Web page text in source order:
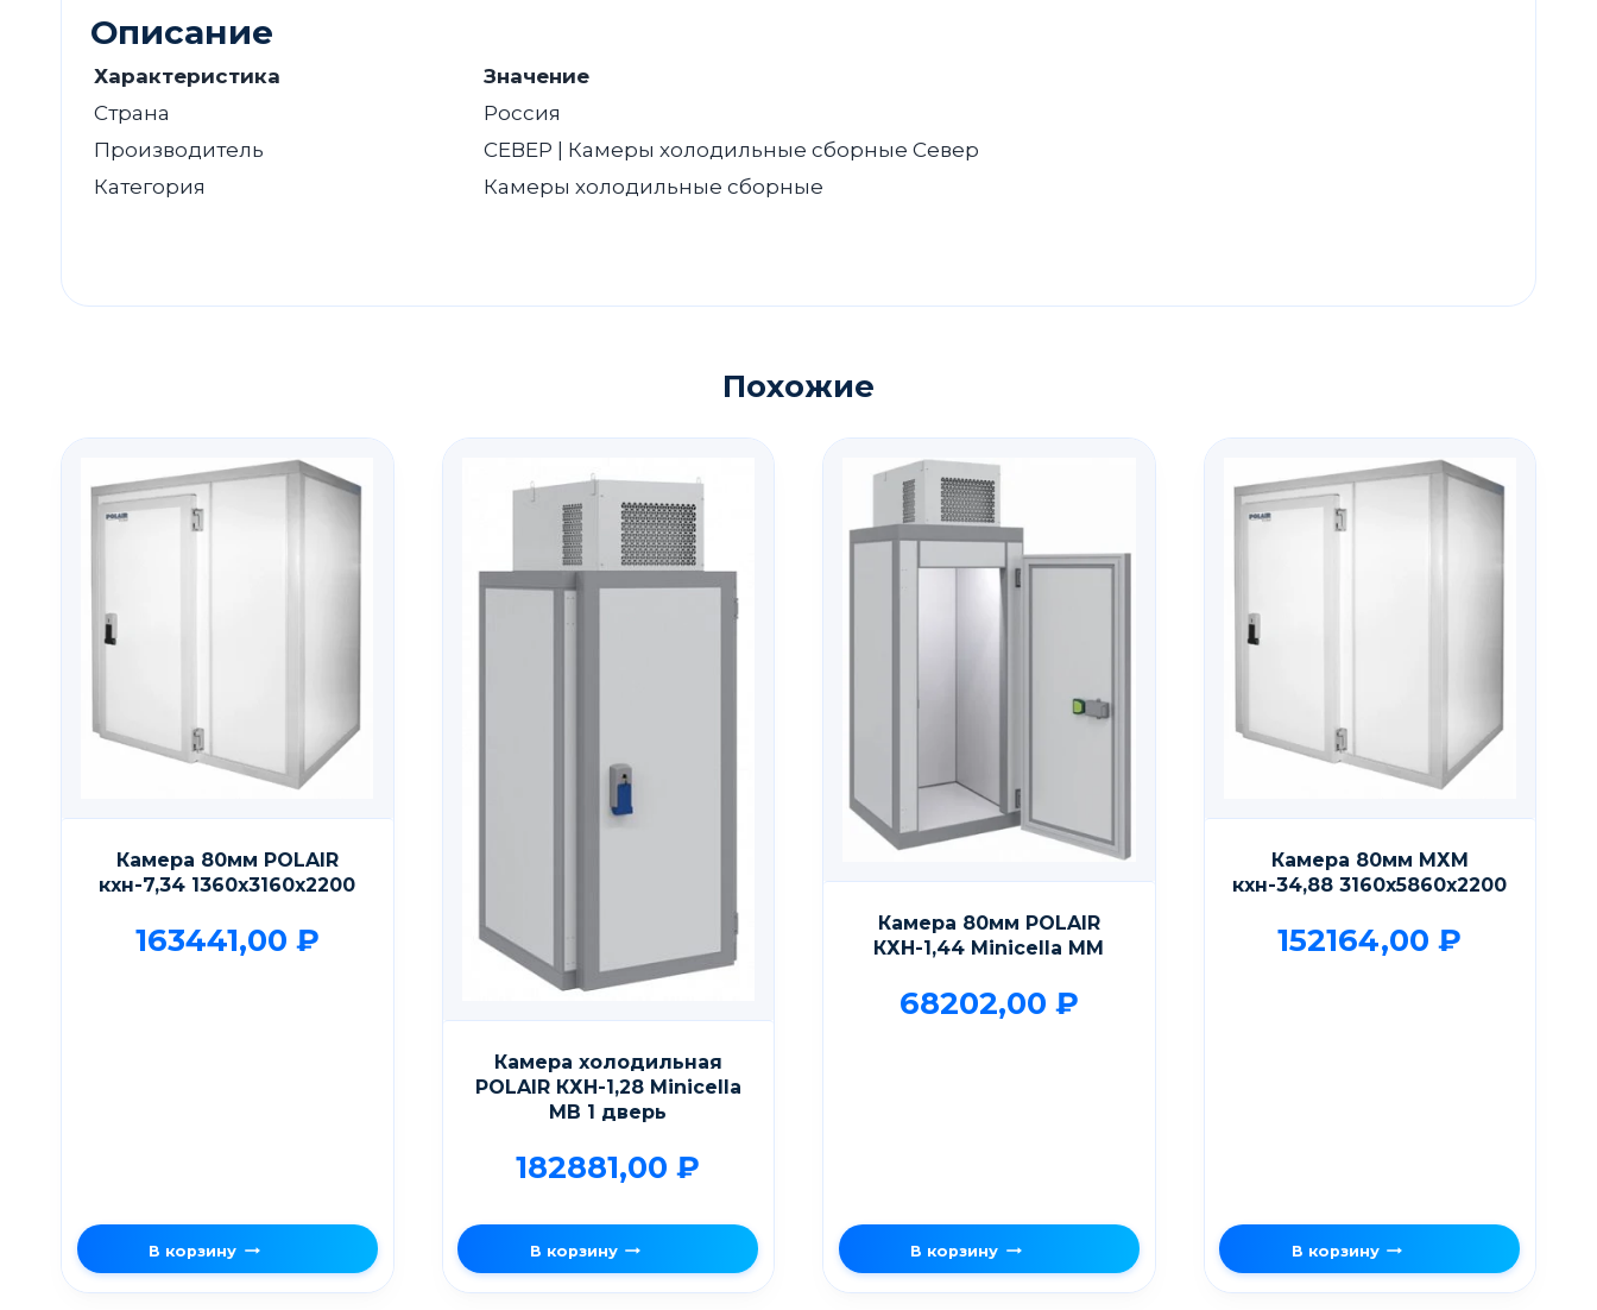
Описание
Характеристика
Значение
Страна
Россия
Производитель
СЕВЕР | Камеры холодильные сборные Север
Категория
Камеры холодильные сборные
Похожие
Камера 80мм POLAIR
кхн-7,34 1360х3160х2200
163441,00 ₽
В корзину
Камера холодильная
POLAIR КХН-1,28 Мinicellа
МВ 1 дверь
182881,00₽
В корзину
Камера 80мм POLAIR
КХН-1,44 Minicella ММ
68202,00 ₽
В корзину
Камера 80мм МХМ
кхн-34,88 3160х5860х2200
152164,00₽
В корзину